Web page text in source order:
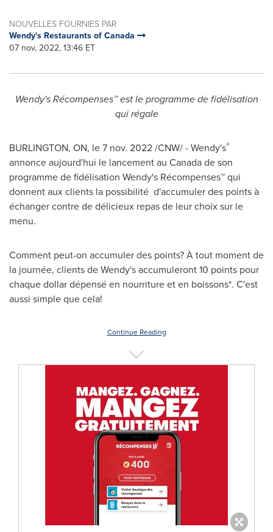
NOUVELLES FOURNIES PAR
Wendy's Restaurants of Canada
07 nov, 2022, 13:46 ET
Wendy's Récompenses™ est le programme de fidélisation
qui régale
BURLINGTON, ON, le7 nov. 2022/CNW/ - Wendy's®
annonce aujourd'hui le lancement au Canadade son
programme de fidélisation Wendy's Récompenses™ qui
donnent aux clients la possibilité d'accumuler des points à
échanger contre de délicieux repas de leur choix sur le
menu.
Comment peut-on accumuler des points? À tout moment de
la journée, clients de Wendy's accumuleront 10 points pour
chaque dollar dépensé en nourriture et en boissons*. C'est
aussi simple que cela!
Continue Reading